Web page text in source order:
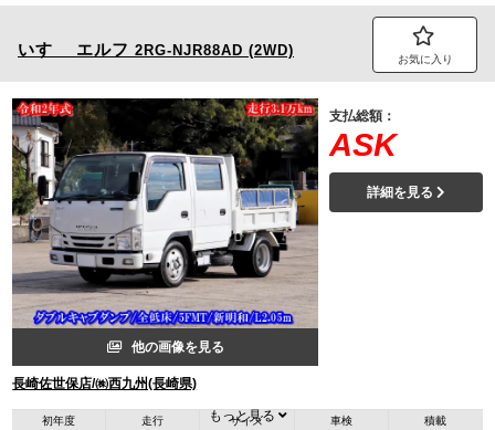
いすゞ エルフ 2RG-NJR88AD (2WD)
お気に入り
他の画像を見る
長崎佐世保店/㈱西九州(長崎県)
支払総額：
ASK
詳細を見る
初年度 走行 サイズ 車検 積載
もっと見る